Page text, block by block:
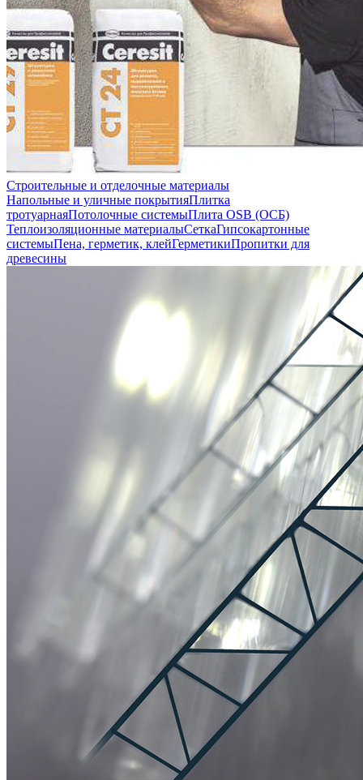
Строительные и отделочные материалы
Напольные и уличные покрытияПлитка
тротуарнаяПотолочные системыПлита OSB (ОСБ)
Теплоизоляционные материалыСеткаГипсокартонные
системыПена, герметик, клейГерметикиПропитки для
древесины